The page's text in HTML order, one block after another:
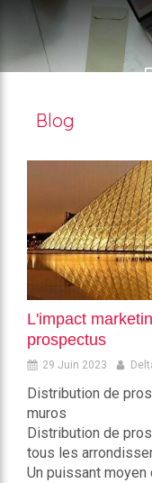
Blog
L'impact
prospectus
29 Juin 2023
Distribution de
muros
Distribution de
tous les
Un puissant